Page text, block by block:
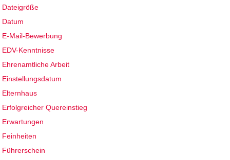
Dateigröße
Datum
E-Mail-Bewerbung
EDV-Kenntnisse
Ehrenamtliche Arbeit
Einstellungsdatum
Elternhaus
Erfolgreicher Quereinstieg
Erwartungen
Feinheiten
Führerschein